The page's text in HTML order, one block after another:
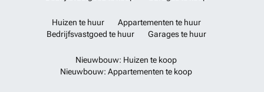
Huizen te huur
Appartementen te huur
Bedrijfsvastgoed te huur
Garages te huur
Nieuwbouw: Huizen te koop
Nieuwbouw: Appartementen te koop